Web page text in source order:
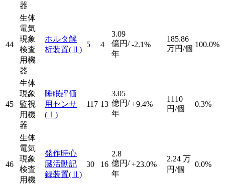
器
44
生体
電気
現象
検査
用機
器
ホルタ解
析装置(Ⅱ)
5 4
3.09
億円/
年
-2.1%
185.86
万円/個 100.0%
45
生体
現象
監視
用機
器
睡眠評価
用センサ
(Ⅰ)
117 13
3.05
億円/
年
+9.4%
1110
円/個
0.3%
46
生体
電気
現象
検査
用機
発作時心
臓活動記
録装置(Ⅱ)
30 16
2.8
億円/
年
+23.0%
2.24 万
円/個
0.0%